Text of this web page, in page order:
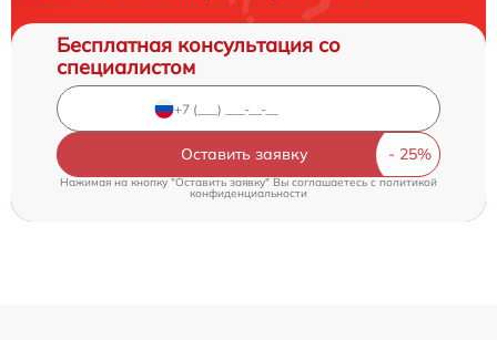
Бесплатная консультация со
специалистом
Оставить заявку
Нажимая на кнопку "Оставить заявку" Вы соглашаетесь cполитикой
конфиденциальности